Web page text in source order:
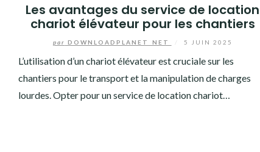
Les avantages du service de location
chariot élévateur pour les chantiers
par DOWNLOADPLANET_NET 5 JUIN 2025
L’utilisation d’un chariot élévateur est cruciale sur les
chantiers pour le transport et la manipulation de charges
lourdes. Opter pour un service de location chariot…